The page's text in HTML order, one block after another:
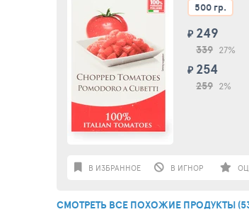
500 гр.
₽ 249
339 27%
₽ 254
259 2%
В ИЗБРАННОЕ В ИГНОР
СМОТРЕТЬ ВСЕ ПОХОЖИЕ ПРОДУКТЫ